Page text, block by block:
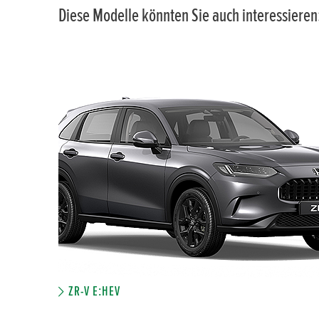
Diese Modelle könnten Sie auch
ZR-V E:HEV